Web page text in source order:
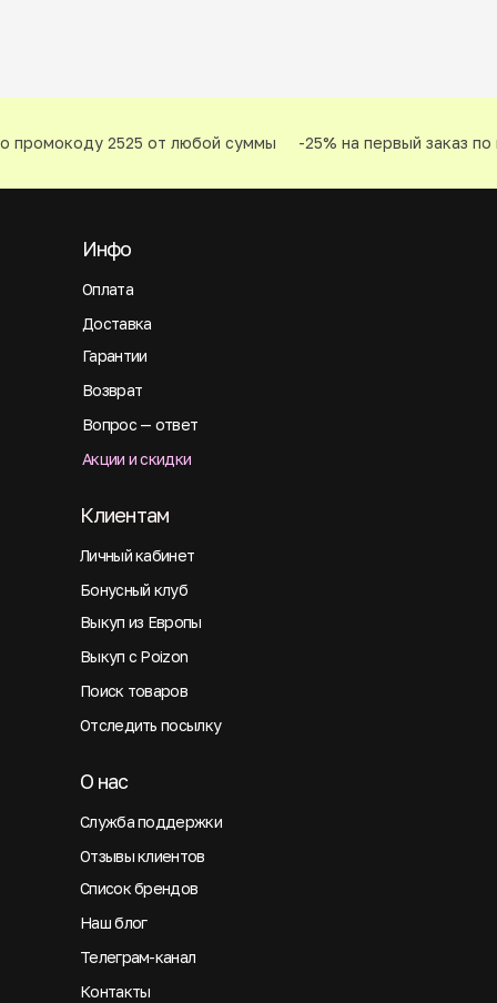
2525 от любой суммы -25% на первый заказ
Оплата
Инфо
Доставка
Гарантии
Возврат
Вопрос — ответ
Акции и скидки
Личный кабинет
Клиентам
Бонусный клуб
Выкуп из Европы
Выкуп с Poizon
Поиск товаров
Отследить посылку
Служба поддержки
О нас
Отзывы клиентов
Список брендов
Наш блог
Телеграм-канал
Контакты